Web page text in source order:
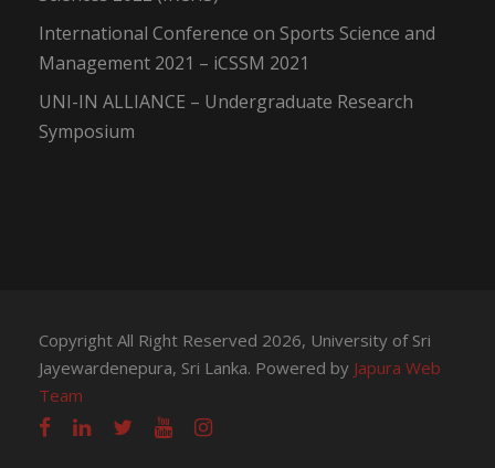
International Conference on Sports Science and
Management 2021 – iCSSM 2021
UNI-IN ALLIANCE – Undergraduate Research
Symposium
Copyright All Right Reserved 2026, University of Sri
Jayewardenepura, Sri Lanka. Powered by Japura Web
Team